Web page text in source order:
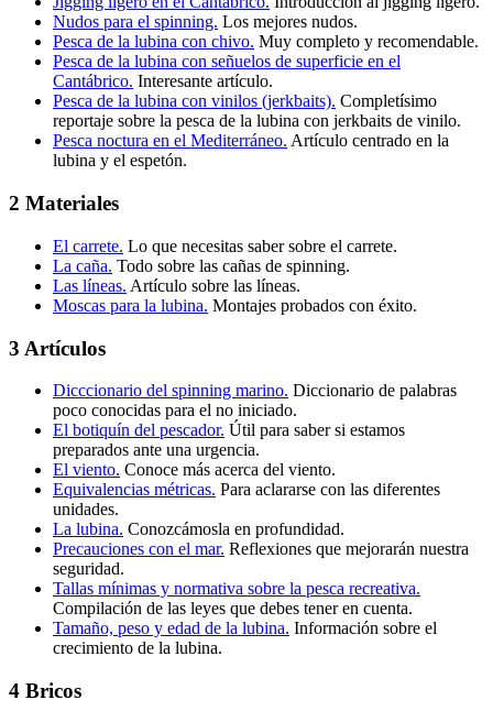
Nudos para el spinning. Los mejores nudos.
Pesca de la lubina con chivo. Muy completo y recomendable.
Pesca de la lubina con señuelos de superficie en el
Cantábrico. Interesante artículo.
Pesca de la lubina con vinilos (jerkbaits). Completísimo
reportaje sobre la pesca de la lubina con jerkbaits de vinilo.
Pesca noctura en el Mediterráneo. Artículo centrado en la
lubina y el espetón.
2 Materiales
El carrete. Lo que necesitas saber sobre el carrete.
La caña. Todo sobre las cañas de spinning.
Las líneas. Artículo sobre las líneas.
Moscas para la lubina. Montajes probados con éxito.
3 Artículos
Dicccionario del spinning marino. Diccionario de palabras
poco conocidas para el no iniciado.
El botiquín del pescador. Útil para saber si estamos
preparados ante una urgencia.
El viento. Conoce más acerca del viento.
Equivalencias métricas. Para aclararse con las diferentes
unidades.
La lubina. Conozcámosla en profundidad.
Precauciones con el mar. Reflexiones que mejorarán nuestra
seguridad.
Tallas mínimas y normativa sobre la pesca recreativa.
Compilación de las leyes que debes tener en cuenta.
Tamaño, peso y edad de la lubina. Información sobre el
crecimiento de la lubina.
4 Bricos